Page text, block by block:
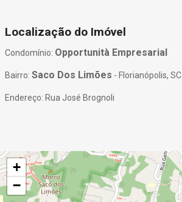
Localização do Imóvel
Condomínio: Opportunità Empresarial
Bairro: Saco Dos Limões - Florianópolis, SC
Endereço: Rua José Brognoli
+
−